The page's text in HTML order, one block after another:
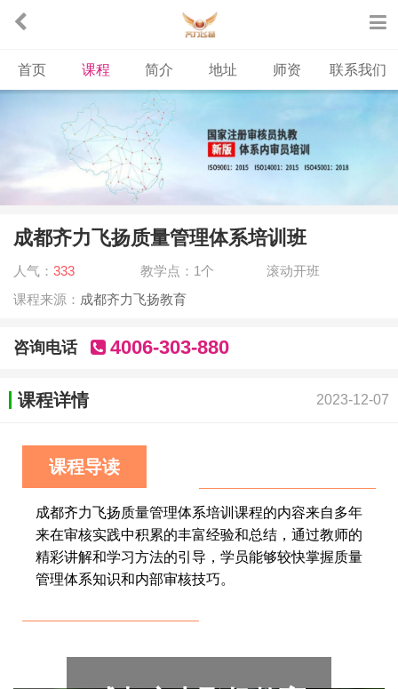
首页 课程 简介 地址 师资 联系我们
成都齐力飞扬质量管理体系培训班
人气： 333 教学点：1个
滚动开班
课程来源： 成都齐力飞扬教育
咨询电话 4006-303-880
课程详情 2023-12-07
课程导读
成都齐力飞扬质量管理体系培训课程的内容来自多年
来在审核实践中积累的丰富经验和总结，通过教师的
精彩讲解和学习方法的引导，学员能够较快掌握质量
管理体系知识和内部审核技巧。